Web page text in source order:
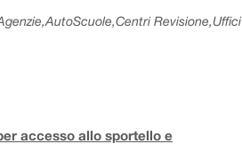
Revisione,Uffici
accesso allo sportello e